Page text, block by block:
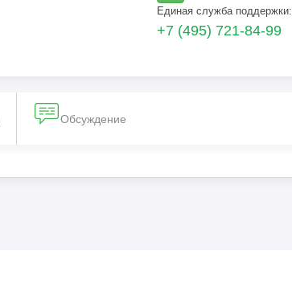
Единая служба поддержки:
+7 (495) 721-84-99
Обсуждение